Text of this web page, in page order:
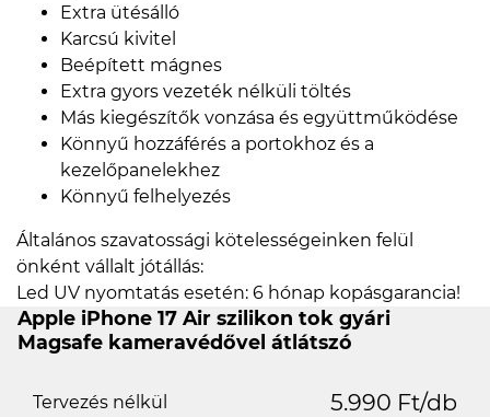
Extra ütésálló
Karcsú kivitel
Beépített mágnes
Extra gyors vezeték nélküli töltés
Más kiegészítők vonzása és együttműködése
Könnyű hozzáférés a portokhoz és a
kezelőpanelekhez
Könnyű felhelyezés
Általános szavatossági kötelességeinken felül
önként vállalt jótállás:
Led UV nyomtatás esetén: 6 hónap kopásgarancia!
Apple iPhone 17 Air szilikon tok gyári
Magsafe kameravédővel átlátszó
Tervezés nélkül 5.990 Ft/db